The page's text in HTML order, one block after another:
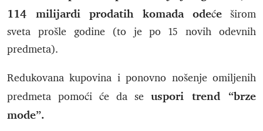
114 milijardi prodatih komada odeće širom
sveta prošle godine (to je po 15 novih odevnih
predmeta).
Redukovana kupovina i ponovno nošenje omiljenih
predmeta pomoći će da se uspori trend “brze
mode”.